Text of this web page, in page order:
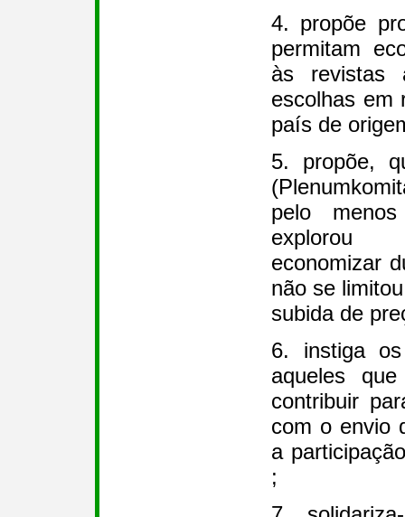
4. propõe
permitam
às revistas
escolhas em
país de
5. propõe,
pelo
explorou
economizar
não se
subida de
6. instiga
aqueles
contribuir
com o envio
a
;